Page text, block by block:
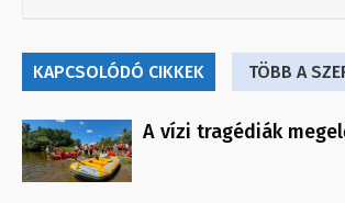
KAPCSOLÓDÓ CIKKEK TÖBB A
A vízi tragédiák